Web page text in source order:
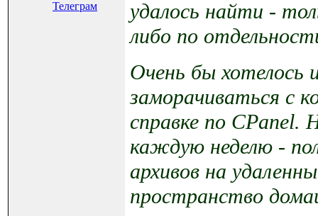
Телеграм
удалось найти -
либо по
Очень бы хотелось
заморачиваться с
справке по
каждую неделю -
архивов на
пространство